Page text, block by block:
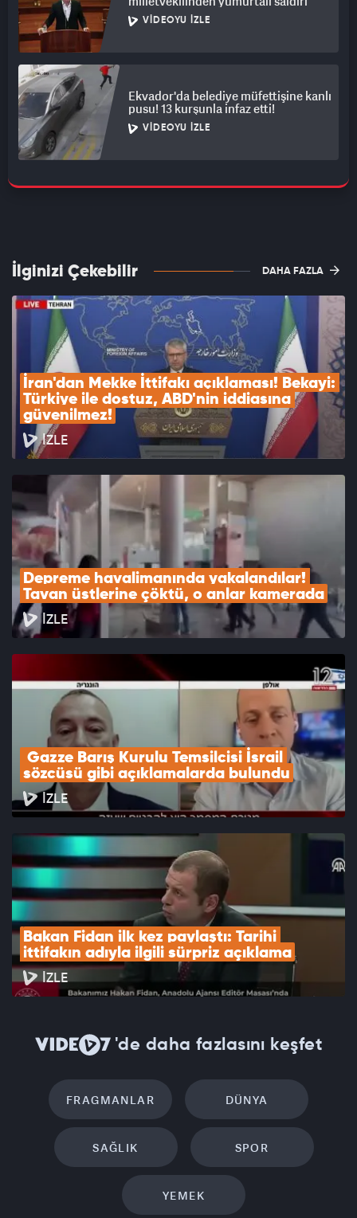
VIDEOYU İZLE
Ekvador'da belediye müfettişine kanlı
pusu! 13 kurşunla infaz etti!
VIDEOYU İZLE
İlginizi Çekebilir DAHA FAZLA
İran'dan Mekke İttifakı açıklaması! Bekayi:
Türkiye ile dostuz, ABD'nin iddiasına
güvenilmez!
İZLE
Depreme havalimanında yakalandılar!
Tavan üstlerine çöktü, o anlar kamerada
İZLE
sözcüsü gibi açıklamalarda bulundu
İZLE
Bakan Fidan ilk kez paylaştı: Tarihi
ittifakın adıyla ilgili sürpriz açıklama
İZLE
'de daha fazlasını keşfet
FRAGMANLAR DÜNYA
SAĞLIK SPOR
YEMEK